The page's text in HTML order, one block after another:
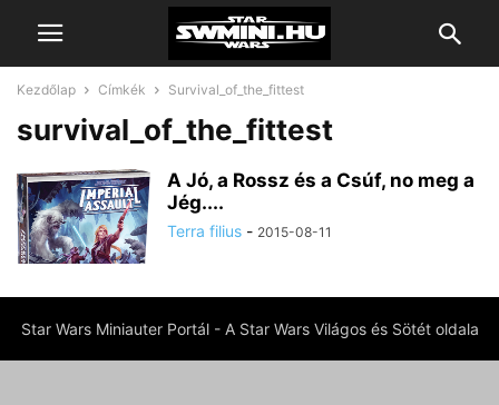
Kezdőlap Címkék Survival_of_the_fittest
survival_of_the_fittest
A Jó, a Rossz és a Csúf, no meg a
Jég....
Terra filius - 2015-08-11
Star Wars Miniauter Portál - A Star Wars Világos és Sötét oldala